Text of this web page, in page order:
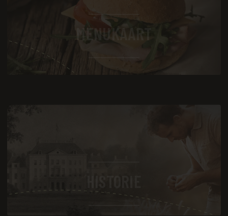
MENUKAART